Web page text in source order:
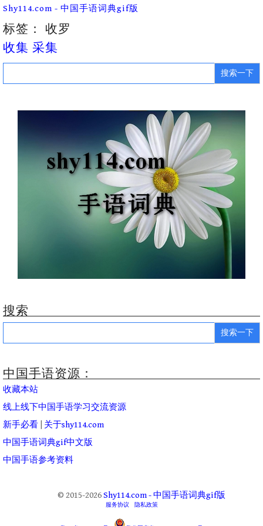
Skip
content
Shy114.com - 中国手语词典gif版
标签： 收罗
收集 采集
Search
搜索
Search
中国手语资源：
收藏本站
线上线下中国手语学习交流资源
新手必看
关于shy114.com
中国手语词典gif中文版
中国手语参考资料
© 2015-2026Shy114.com - 中国手语词典gif版
服务协议 隐私政策